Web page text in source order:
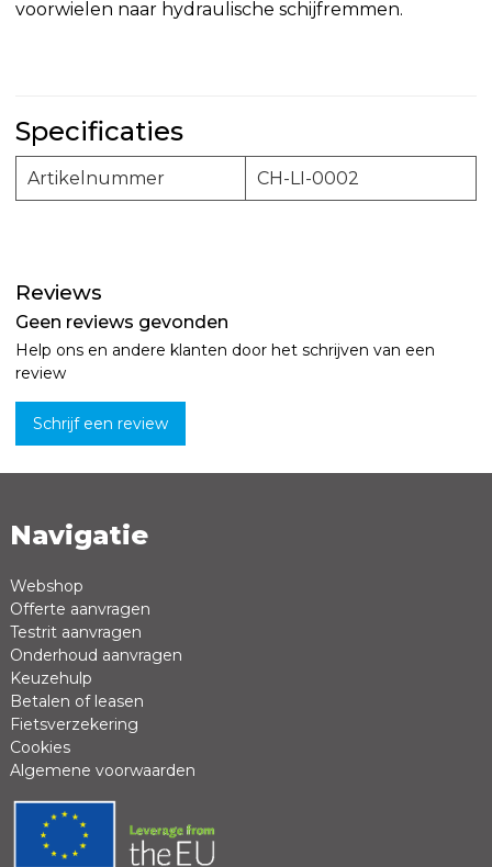
voorwielen naar hydraulische schijfremmen.
Specificaties
Artikelnummer CH-LI-0002
Reviews
Geen reviews gevonden
Help ons en andere klanten door het schrijven van een
review
Schrijf een review
Naam *
Review *
Positieve punten
Navigatie
Webshop
Offerte aanvragen
Testrit aanvragen
Onderhoud aanvragen
Keuzehulp
Betalen of leasen
Fietsverzekering
Cookies
Algemene voorwaarden